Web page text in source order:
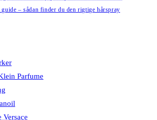
– sådan finder du den rigtige hårspray
Parfume
Versace